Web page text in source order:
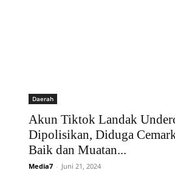
Daerah
Akun Tiktok Landak
Dipolisikan, Diduga
Baik dan Muatan...
Media7 - Juni 21, 2024